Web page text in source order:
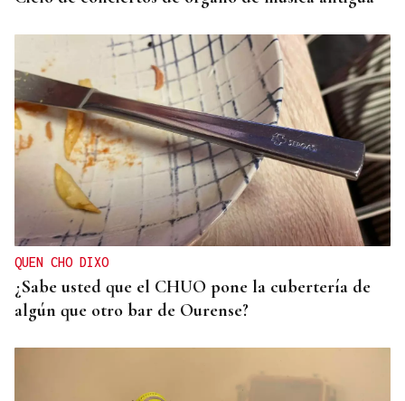
QUEN CHO DIXO
¿Sabe usted que el CHUO pone la cubertería de
algún que otro bar de Ourense?